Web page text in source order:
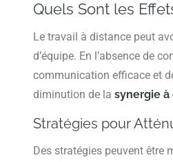
Quels Sont les
Le travail à distance peut
d’équipe. En l’absence de
communication efficace et
diminution de lasynergie
Stratégies pour
Des stratégies peuvent être